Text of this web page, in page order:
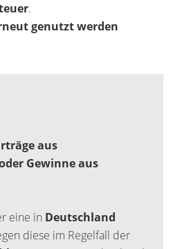
.
genutzt werden
aus
Gewinne aus
eine in Deutschland
diese im Regelfall der
Effizienz| Toplage in
Dresden-Zschertinitz